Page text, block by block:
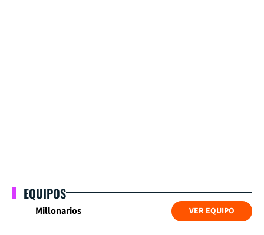
EQUIPOS
Millonarios VER EQUIPO